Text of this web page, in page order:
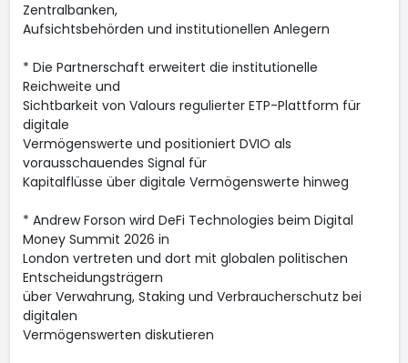
Zentralbanken,
Aufsichtsbehörden und institutionellen Anlegern
* Die Partnerschaft erweitert die institutionelle
Reichweite und
Sichtbarkeit von Valours regulierter ETP-Plattform für
digitale
Vermögenswerte und positioniert DVIO als
vorausschauendes Signal für
Kapitalflüsse über digitale Vermögenswerte hinweg
* Andrew Forson wird DeFi Technologies beim Digital
Money Summit 2026 in
London vertreten und dort mit globalen politischen
Entscheidungsträgern
über Verwahrung, Staking und Verbraucherschutz bei
digitalen
Vermögenswerten diskutieren